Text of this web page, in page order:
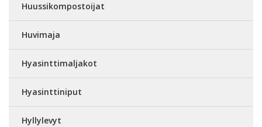
Huussikompostoijat
Huvimaja
Hyasinttimaljakot
Hyasinttiniput
Hyllylevyt